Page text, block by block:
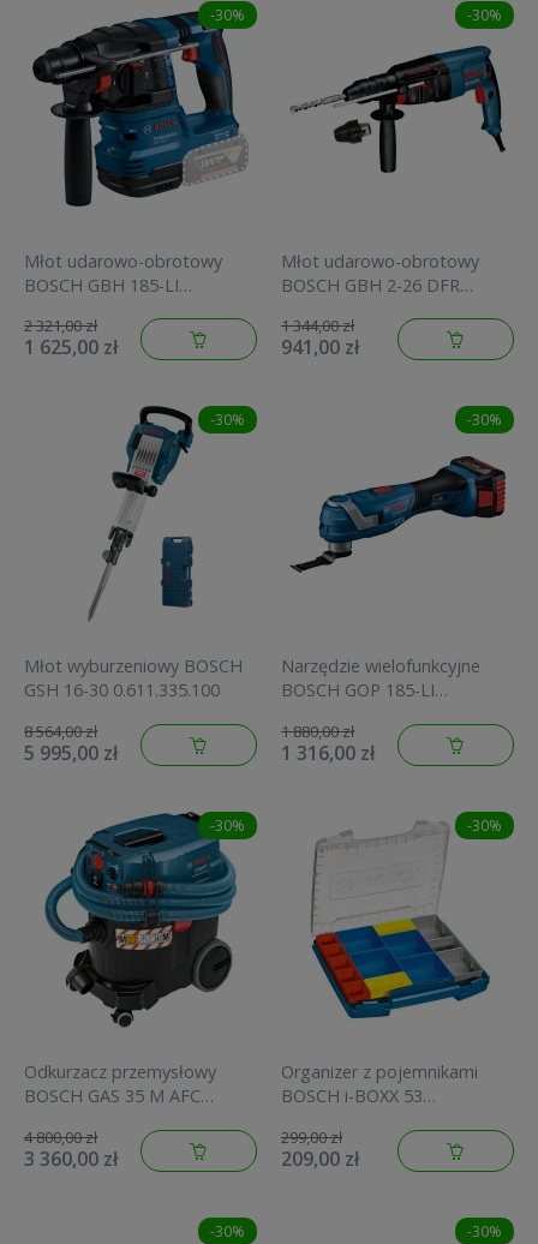
-30%
Młot udarowo-obrotowy
BOSCH GBH 185-LI
2 321,00 zł
1 625,00 zł
-30%
Młot udarowo-obrotowy
BOSCH GBH 2-26 DFR
1 344,00 zł
941,00 zł
-30%
Młot wyburzeniowy BOSCH
GSH 16-30 0.611.335.100
8 564,00 zł
5 995,00 zł
-30%
Narzędzie wielofunkcyjne
BOSCH GOP 185-LI
1 880,00 zł
1 316,00 zł
-30%
Odkurzacz przemysłowy
BOSCH GAS 35 M AFC
4 800,00 zł
3 360,00 zł
-30%
Organizer z pojemnikami
BOSCH i-BOXX 53
299,00 zł
209,00 zł
-30% -30%